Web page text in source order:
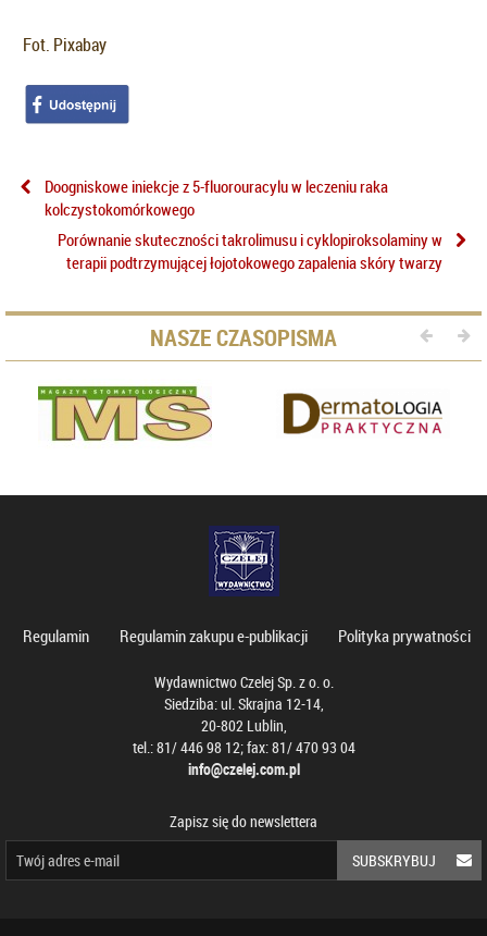
Fot. Pixabay
Doogniskowe iniekcje z 5-fluorouracylu w leczeniu raka
kolczystokomórkowego
Porównanie skuteczności takrolimusu i cyklopiroksolaminy w
terapii podtrzymującej łojotokowego zapalenia skóry twarzy
NASZE CZASOPISMA
Regulamin Regulamin zakupu e-publikacji Polityka prywatności
Wydawnictwo Czelej Sp. z o. o.
Siedziba: ul. Skrajna 12-14,
20-802 Lublin,
tel.: 81/ 446 98 12; fax: 81/ 470 93 04
info@czelej.com.pl
Zapisz się do newslettera
SUBSKRYBUJ